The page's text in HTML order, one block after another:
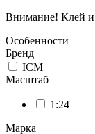
Внимание! Клей и
Особенности
Бренд
ICM
Масштаб
1:24
Марка